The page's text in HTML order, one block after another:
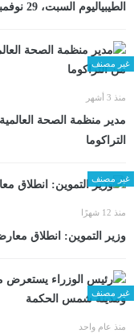
الطيبياليوم السبت، 29 نوفمبر 2025 11:50 صـ
غير مصنف
منذ 3 أشهر
مدير منظمة الصحة
التراكوما
غير مصنف
منذ 12 شهرًا
وزير التموين: انطلاق معارض أهلًا مدارس
غير مصنف
منذ عام واحد